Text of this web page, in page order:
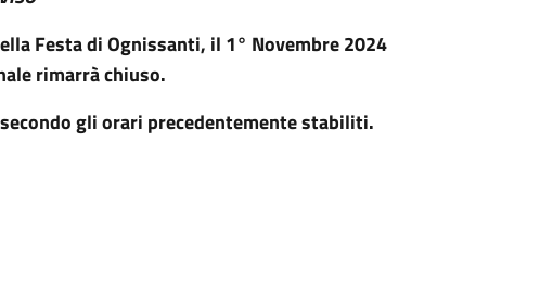
Festa di Ognissanti, il 1° Novembre 2024
rimarrà chiuso.
gli orari precedentemente stabiliti.